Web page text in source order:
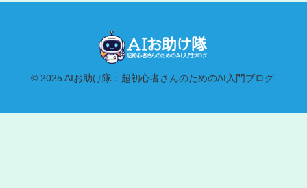
© 2025 AIお助け隊：超初心者さんのためのAI入門ブログ.